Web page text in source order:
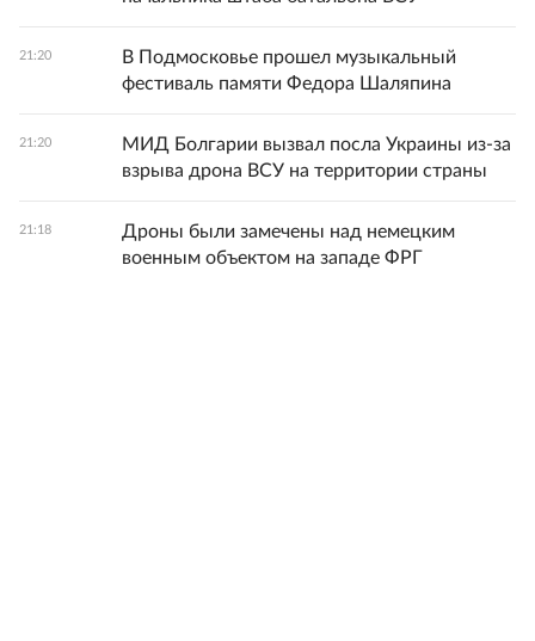
21:20
В Подмосковье прошел музыкальный
фестиваль памяти Федора Шаляпина
21:20
МИД Болгарии вызвал посла Украины из-за
взрыва дрона ВСУ на территории страны
21:18
Дроны были замечены над немецким
военным объектом на западе ФРГ